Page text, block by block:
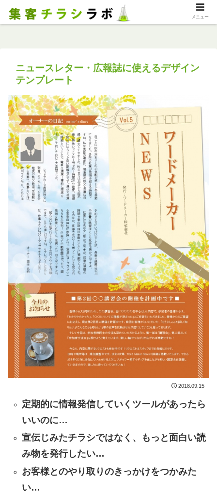
ニュースレター・広報誌に使えるデザイン
テンプレート
2018.09.15
定期的に情報発信していくツールがあったら
いいのに…
宣伝じみたチラシではなく、もっと面白い読
み物を発行したい…
お客様とのやり取りのきっかけをつかみた
い…
メニュー